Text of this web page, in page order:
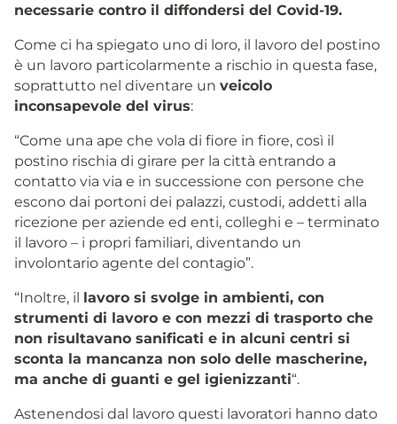
necessarie contro il diffondersi del Covid-19.
Come ci ha spiegato uno di loro, il lavoro del postino
è un lavoro particolarmente a rischio in questa fase,
soprattutto nel diventare un veicolo
inconsapevole del virus:
“Come una ape che vola di fiore in fiore, così il
postino rischia di girare per la città entrando a
contatto via via e in successione con persone che
escono dai portoni dei palazzi, custodi, addetti alla
ricezione per aziende ed enti, colleghi e – terminato
il lavoro – i propri familiari, diventando un
involontario agente del contagio”.
“Inoltre, il lavoro si svolge in ambienti, con
strumenti di lavoro e con mezzi di trasporto che
non risultavano sanificati e in alcuni centri si
sconta la mancanza non solo delle mascherine,
ma anche di guanti e gel igienizzanti“.
Astenendosi dal lavoro questi lavoratori hanno dato